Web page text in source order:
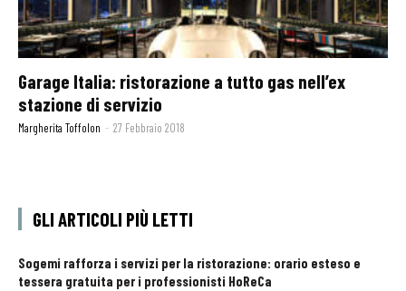
Garage Italia: ristorazione a tutto gas nell’ex
stazione di servizio
Margherita Toffolon - 27 Febbraio 2018
GLI ARTICOLI PIÙ LETTI
Sogemi rafforza i servizi per la ristorazione: orario esteso e
tessera gratuita per i professionisti HoReCa